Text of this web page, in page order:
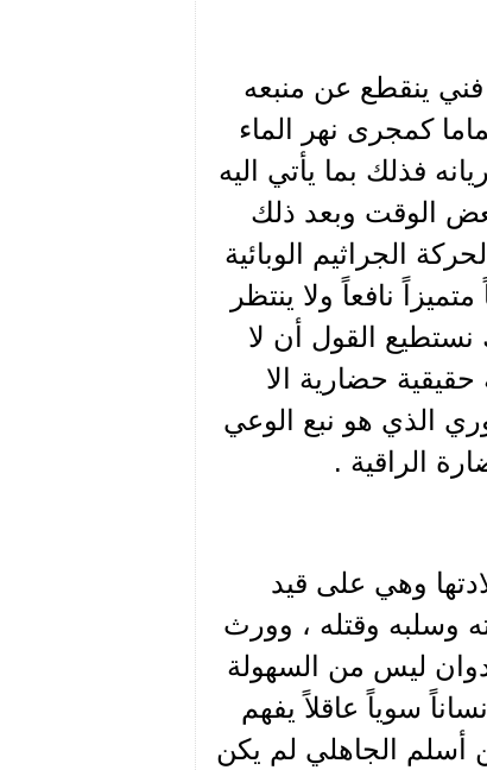
ينقطع عن منبعه
كمجرى نهر الماء
فذلك بما يأتي اليه
الوقت وبعد ذلك
الجراثيم الوبائية
نافعاً ولا ينتظر
نستطيع القول أن لا
حضارية الا
الذي هو نبع الوعي
الراقية .
وهي على قيد
وسلبه وقتله ، وورث
ليس من السهولة
سوياً عاقلاً يفهم
أسلم الجاهلي لم يكن